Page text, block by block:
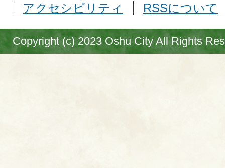
アクセシビリティ
RSSについて
Copyright (c) 2023 Oshu City All Rights